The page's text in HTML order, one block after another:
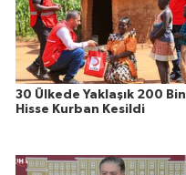
30 Ülkede Yaklaşık 200 Bin
Hisse Kurban Kesildi